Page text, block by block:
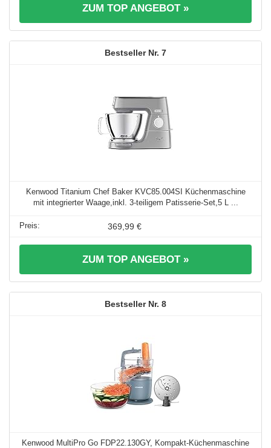
ZUM TOP ANGEBOT »
7
Kenwood Titanium Chef Baker KVC85.004SI Küchenmaschine
mit integrierter Waage,inkl. 3-teiligem Patisserie-Set,5 L ...
369,99 €
ZUM TOP ANGEBOT »
8
Kenwood MultiPro Go FDP22.130GY, Kompakt-Küchenmaschine